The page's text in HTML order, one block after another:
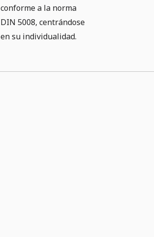
conforme a la norma
DIN 5008, centrándose
en su individualidad.